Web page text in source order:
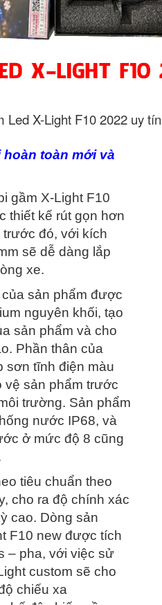
Led X-Light F10 2022 uy
toàn mới và
gầm X-Light F10
thiết kế rút gọn hơn
đó, với kích
sẽ dễ dàng lắp
xe.
sản phẩm được
nguyên khối, tạo
sản phẩm và cho
Phần thân của
sơn tĩnh điện màu
vệ sản phẩm trước
trường. Sản phẩm
nước IP68, và
ở mức độ 8 cũng
tiêu chuẩn theo
cho ra độ chính xác
cao. Dòng sản
F10 new được tích
– pha, với việc sử
custom sẽ cho
chiếu xa